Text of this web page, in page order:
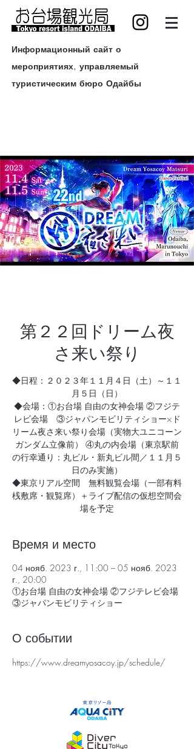
Информационный сайт о
мероприятиях, управляемый
туристическим бюро Одайбы
第２２回ドリーム夜
さ来い祭り
◆日程：２０２３年１１月４日（土）～１１
月５日（日）
◆会場：①お台場 自由の女神会場 ②フジテ
レビ会場 ③ジャパンモビリティショー×ド
リーム夜さ来い祭り会場（実物大ユニコーン
ガンダム立像前） ④丸の内会場（東京駅前
の行幸通り：丸ビル・新丸ビル間／１１月５
日のみ実施）
◆東京リアル空間 無料観覧会場（一部有料
桟敷席・観覧席）＋ライブ配信の仮想空間会
場を予定
Время и место
04 нояб. 2023 г., 11:00 – 05 нояб. 2023
г., 20:00
①お台場 自由の女神会場 ②フジテレビ会場
③ジャパンモビリティショー
О событии
https://www.dreamyosacoy.jp/schedule/